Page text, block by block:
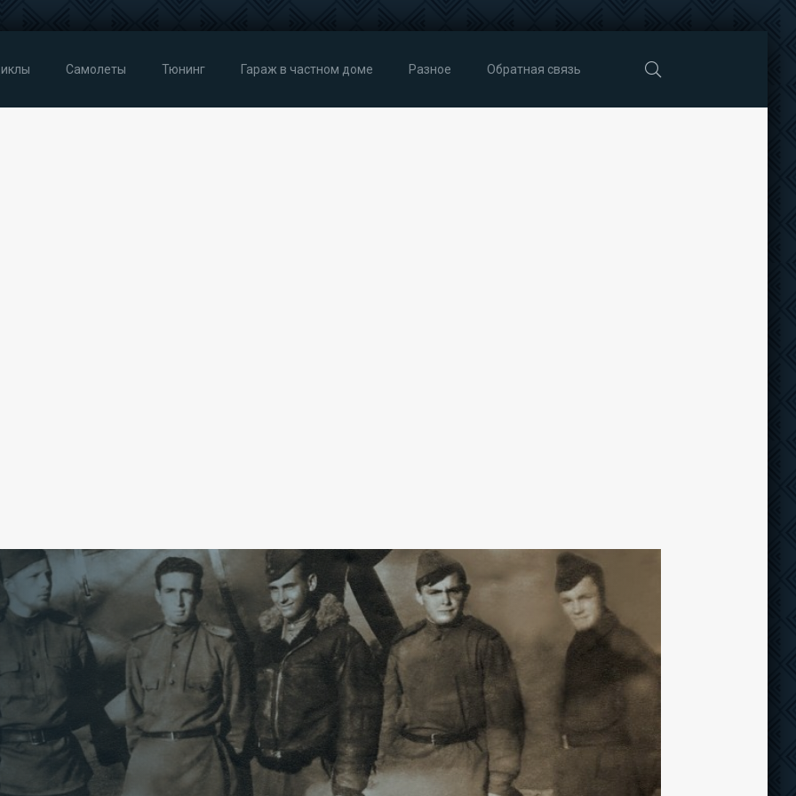
Самолеты Тюнинг Гараж в частном доме Разное Обратная связь